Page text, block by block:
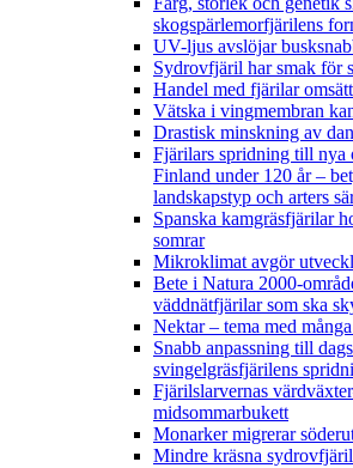
skogspärlemorfjärilens
UV-ljus avslöjar
Sydrovfjäril har smak för
Handel med fjärilar
Vätska i vingmembran
Drastisk minskning av
Fjärilars spridning till nya
Finland under 120 år–
landskapstyp och arters
Spanska kamgräsfjärilar
somrar
Mikroklimat avgör
Bete i Natura 2000-
väddnätfjärilar som ska
Nektar – tema med
Snabb anpassning till
svingelgräsfjärilens
Fjärilslarvernas
midsommarbukett
Monarker migrerar
Mindre kräsna